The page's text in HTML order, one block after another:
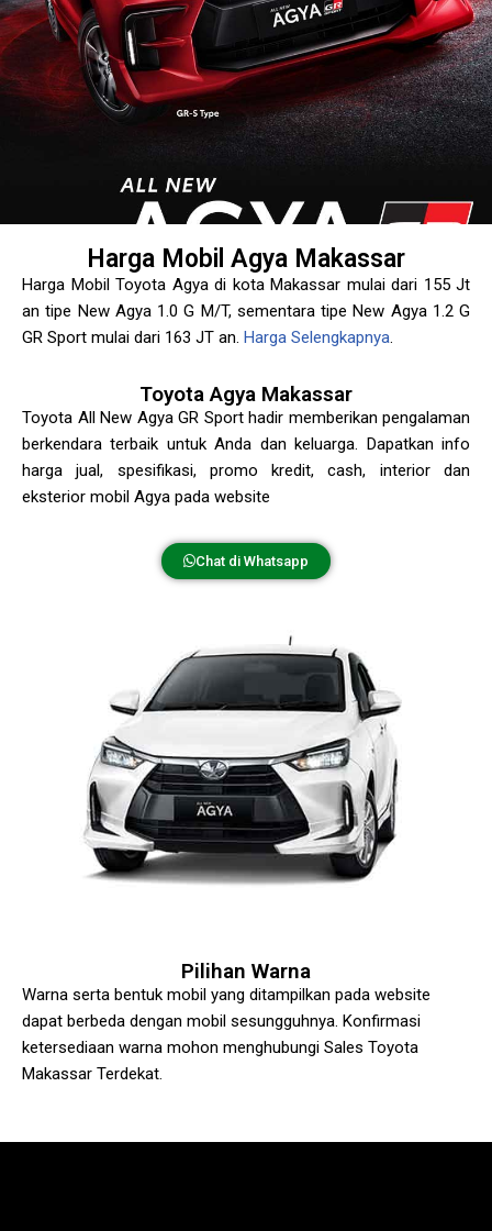
Harga Mobil Agya Makassar
Harga Mobil Toyota Agya di kota Makassar mulai dari 155 Jt
an tipe New Agya 1.0 G M/T, sementara tipe New Agya 1.2 G
GR Sport mulai dari 163 JT an. Harga Selengkapnya.
Toyota Agya Makassar
Toyota All New Agya GR Sport hadir memberikan pengalaman
berkendara terbaik untuk Anda dan keluarga. Dapatkan info
harga jual, spesifikasi, promo kredit, cash, interior dan
eksterior mobil Agya pada website
Chat di Whatsapp
Pilihan Warna
Warna serta bentuk mobil yang ditampilkan pada website
dapat berbeda dengan mobil sesungguhnya. Konfirmasi
ketersediaan warna mohon menghubungi Sales Toyota
Makassar Terdekat.